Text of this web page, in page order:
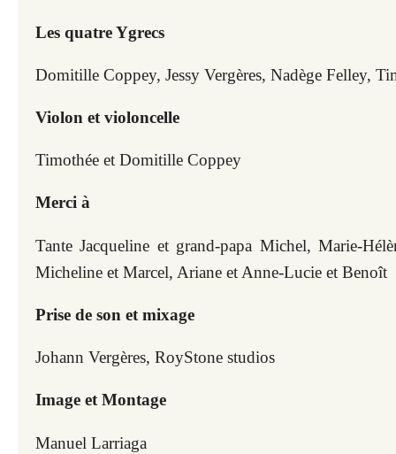
Les quatre Ygrecs
Domitille Coppey, Jessy Vergères, Nadège Felley,
Violon et violoncelle
Timothée et Domitille Coppey
Merci à
Tante Jacqueline et grand-papa Michel, Marie-
Micheline et Marcel, Ariane et Anne-Lucie et Benoît
Prise de son et mixage
Johann Vergères, RoyStone studios
Image et Montage
Manuel Larriaga